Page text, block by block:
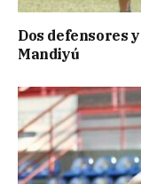
Dos defensores
Mandiyú